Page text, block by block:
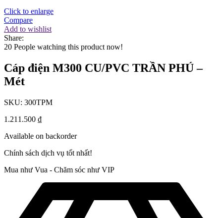
Click to enlarge
Compare
Add to wishlist
Share:
20 People watching this product now!
Cáp điện M300 CU/PVC TRẦN PHÚ –
Mét
SKU: 300TPM
1.211.500 ₫
Available on backorder
Chính sách dịch vụ tốt nhất!
Mua như Vua - Chăm sóc như VIP